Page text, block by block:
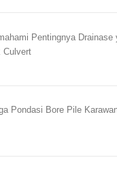
Pentingnya Drainase
Culvert
Pondasi Bore Pile